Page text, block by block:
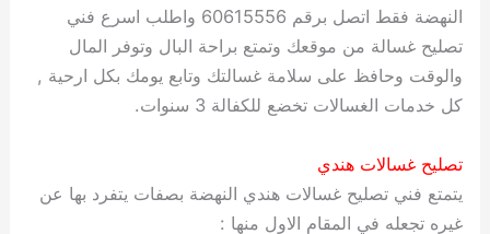
النهضة فقط اتصل برقم 60615556 واطلب اسرع فني
تصليح غسالة من موقعك وتمتع براحة البال وتوفر المال
والوقت وحافظ على سلامة غسالتك وتابع يومك بكل ارحية ,
كل خدمات الغسالات تخضع للكفالة 3 سنوات.
تصليح غسالات هندي
يتمتع فني تصليح غسالات هندي النهضة بصفات يتفرد بها عن
غيره تجعله في المقام الاول منها :